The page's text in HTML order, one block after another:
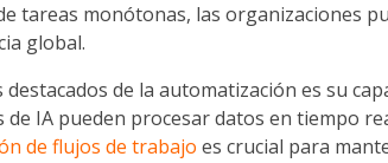
tareas monótonas, las organizaciones
global.
destacados de la automatización es su
de IA pueden procesar datos en tiempo
de flujos de trabajo es crucial para